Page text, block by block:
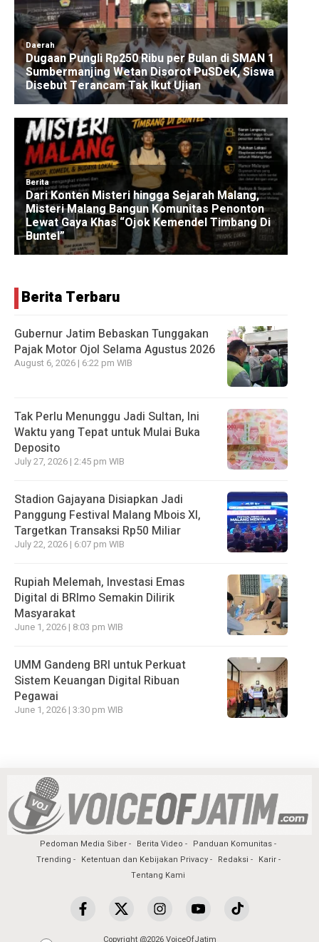
Berita Terbaru
Gubernur Jatim Bebaskan Tunggakan
Pajak Motor Ojol Selama Agustus 2026
August 6, 2026 | 6:22 pm WIB
Tak Perlu Menunggu Jadi Sultan, Ini
Waktu yang Tepat untuk Mulai Buka
Deposito
July 27, 2026 | 2:45 pm WIB
Stadion Gajayana Disiapkan Jadi
Panggung Festival Malang Mbois XI,
Targetkan Transaksi Rp50 Miliar
July 22, 2026 | 6:07 pm WIB
Rupiah Melemah, Investasi Emas
Digital di BRImo Semakin Dilirik
Masyarakat
June 1, 2026 | 8:03 pm WIB
UMM Gandeng BRI untuk Perkuat
Sistem Keuangan Digital Ribuan
Pegawai
June 1, 2026 | 3:30 pm WIB
Pedoman Media Siber Berita Video
Panduan Komunitas
Trending
Ketentuan dan Kebijakan Privacy Redaksi
Karir
Tentang Kami
Copyright @2026 VoiceOfJatim